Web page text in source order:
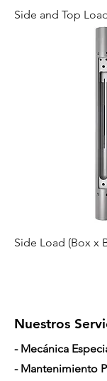
Side and Top
Side Load (Box x
Nuestros
- Mecánica
- Mantenimiento